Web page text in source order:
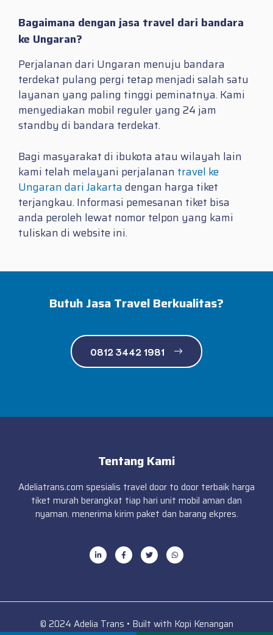
Bagaimana dengan jasa travel dari bandara
ke Ungaran?
Perjalanan dari Ungaran menuju bandara
terdekat pulang pergi tetap menjadi salah satu
layanan yang paling tinggi peminatnya. Kami
menyediakan mobil reguler yang 24 jam
standby di bandara terdekat.
Bagi masyarakat di ibukota atau wilayah lain
kami telah melayani perjalanan travel ke
Ungaran dari Jakarta dengan harga tiket
terjangkau. Informasi pemesanan tiket bisa
anda peroleh lewat nomor telpon yang kami
tuliskan di website ini.
Butuh Jasa Travel Berkualitas?
0812 3442 1981
Tentang Kami
Adeliatrans.com spesialis travel door to door terbaik harga
tiket murah berangkat tiap hari unit mobil aman dan
nyaman. menerima kirim paket dan barang ekpres.
© 2024 Adelia Trans • Built with Kopi Kenangan